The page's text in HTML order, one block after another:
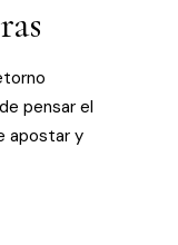
pensar el
apostar y